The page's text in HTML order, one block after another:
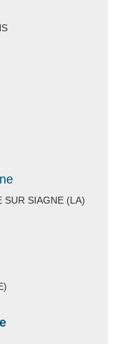
SIAGNE (LA)